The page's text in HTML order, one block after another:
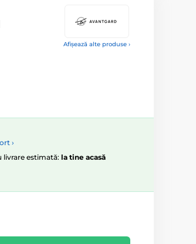
Afișează alte produse ›
›
livrare estimată: la tine acasă